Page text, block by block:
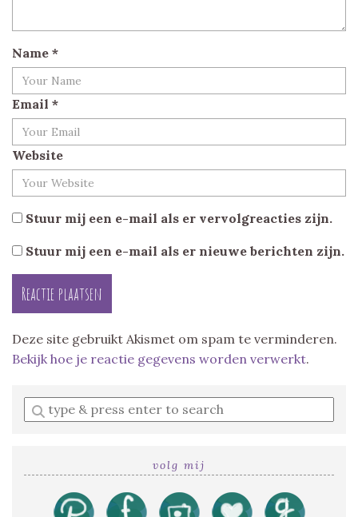
Name *
Email *
Website
Stuur mij een e-mail als er vervolgreacties zijn.
Stuur mij een e-mail als er nieuwe berichten zijn.
Deze site gebruikt Akismet om spam te verminderen.
Bekijk hoe je reactie gegevens worden verwerkt.
Enter
a
volg mij